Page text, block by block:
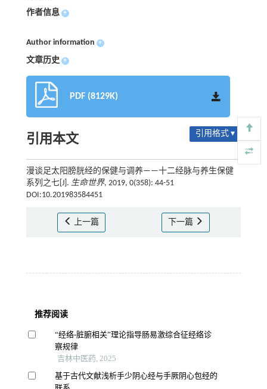
作者信息 +
Author information +
文章历史 +
PDF (8129K)
引用本文 引用格式 ▾
漫谈足太阳膀胱经的保健与调养——十二经脉与养生保健
系列之七[J]. 生命世界, 2019, 0(358): 44-51
DOI:10.201983584451
上一篇 下一篇